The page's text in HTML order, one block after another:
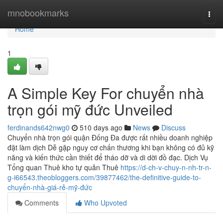
mnobookmarks
Home
Home
1
A Simple Key For chuyển nhà
trọn gói mỹ đức Unveiled
ferdinands642nwg0 510 days ago News
Discuss
Chuyển nhà trọn gói quận Đống Đa được rất nhiều doanh nghiệp
đặt làm dịch Dễ gặp nguy cơ chấn thương khi bạn không có đủ kỹ
năng và kiến thức cần thiết để tháo dỡ và di dời đồ đạc. Dịch Vụ
Tổng quan Thuê kho tự quản Thuê https://d-ch-v-chuy-n-nh-tr-n-
g-i66543.theobloggers.com/39877462/the-definitive-guide-to-
chuyển-nhà-giá-rẻ-mỹ-đức
Comments
Who Upvoted